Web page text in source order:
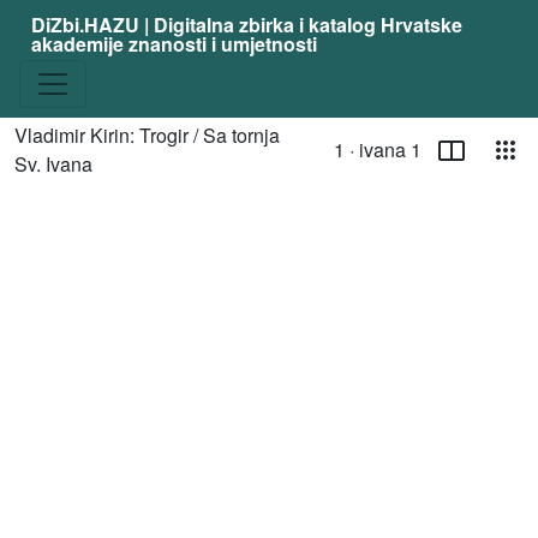
DiZbi.HAZU | Digitalna zbirka i katalog Hrvatske
akademije znanosti i umjetnosti
Vladimir Kirin: Trogir / Sa tornja
Sv. Ivana
Stranica
Trenutna stranica
1 · ivana 1
/ Toggle page